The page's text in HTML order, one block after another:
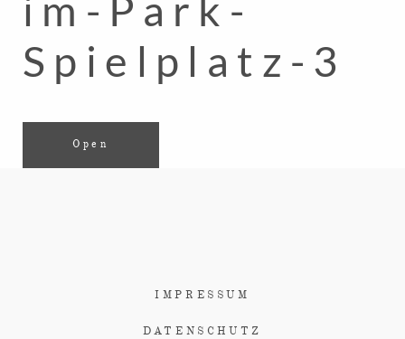
KONTAKT
Spielplatz-3
Open
IMPRESSUM
DATENSCHUTZ